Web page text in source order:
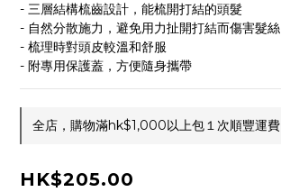
- 三層結構梳齒設計，能梳開打結的頭髮
- 自然分散施力，避免用力扯開打結而傷害髮絲
- 梳理時對頭皮較溫和舒服
- 附專用保護蓋，方便隨身攜帶
全店，購物滿hk$1,000以上包１次順豐運費
HK$205.00